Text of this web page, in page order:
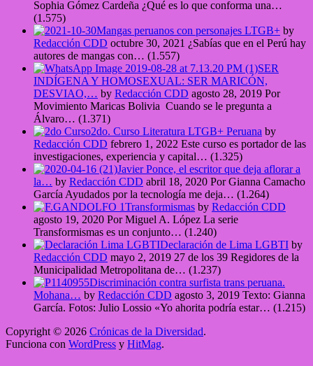
Sophia Gómez Cardeña ¿Qué es lo que conforma una…
(1.575)
Mangas peruanos con personajes LTGB+ by
Redacción CDD octubre 30, 2021 ¿Sabías que en el Perú hay
autores de mangas con… (1.557)
SER
INDÍGENA Y HOMOSEXUAL: SER MARICÓN,
DESVIAO,… by Redacción CDD agosto 28, 2019 Por
Movimiento Maricas Bolivia Cuando se le pregunta a
Álvaro… (1.371)
2do. Curso Literatura LTGB+ Peruana by
Redacción CDD febrero 1, 2022 Este curso es portador de las
investigaciones, experiencia y capital… (1.325)
Javier Ponce, el escritor que deja aflorar a
la… by Redacción CDD abril 18, 2020 Por Gianna Camacho
García Ayudados por la tecnología me deja… (1.264)
Transformismas by Redacción CDD
agosto 19, 2020 Por Miguel A. López La serie
Transformismas es un conjunto… (1.240)
Declaración de Lima LGBTI by
Redacción CDD mayo 2, 2019 27 de los 39 Regidores de la
Municipalidad Metropolitana de… (1.237)
Discriminación contra surfista trans peruana.
Mohana… by Redacción CDD agosto 3, 2019 Texto: Gianna
García. Fotos: Julio Lossio «Yo ahorita podría estar… (1.215)
Copyright © 2026 Crónicas de la Diversidad.
Funciona con WordPress y HitMag.